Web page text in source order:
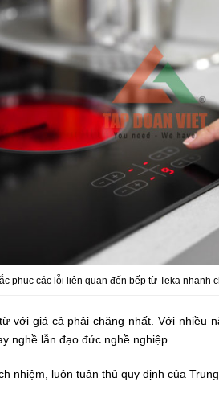
phục các lỗi liên quan đến bếp từ Teka nhanh
với giá cả phải chăng nhất. Với nhiều
nghề lẫn đạo đức nghề nghiệp
nhiệm, luôn tuân thủ quy định của Trung